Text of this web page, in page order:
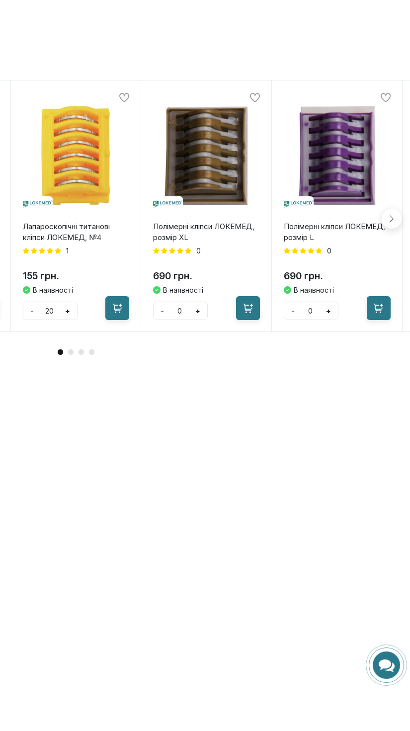
Лапароскопічні титанові
кліпси ЛОКЕМЕД, №4
1
155 грн.
В наявності
- +
Полімерні кліпси ЛОКЕМЕД,
розмір XL
0
690 грн.
В наявності
- +
Полімерні кліпси ЛОКЕМЕД,
розмір L
0
690 грн.
В наявності
- +